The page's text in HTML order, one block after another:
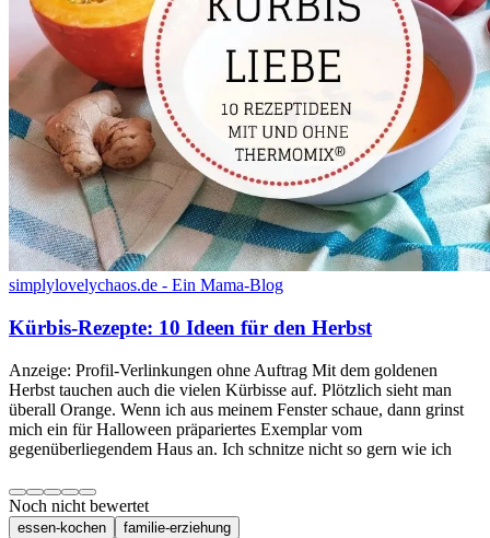
simplylovelychaos.de - Ein Mama-Blog
Kürbis-Rezepte: 10 Ideen für den Herbst
Anzeige: Profil-Verlinkungen ohne Auftrag Mit dem goldenen
Herbst tauchen auch die vielen Kürbisse auf. Plötzlich sieht man
überall Orange. Wenn ich aus meinem Fenster schaue, dann grinst
mich ein für Halloween präpariertes Exemplar vom
gegenüberliegendem Haus an. Ich schnitze nicht so gern wie ich
Noch nicht bewertet
essen-kochen familie-erziehung